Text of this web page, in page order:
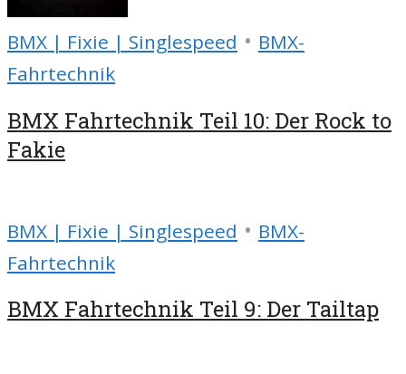
BMX | Fixie | Singlespeed • BMX-
Fahrtechnik
BMX Fahrtechnik Teil 10: Der Rock to
Fakie
BMX | Fixie | Singlespeed • BMX-
Fahrtechnik
BMX Fahrtechnik Teil 9: Der Tailtap